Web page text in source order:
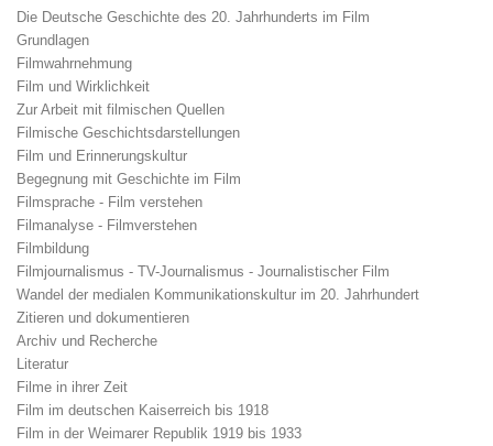
Die Deutsche Geschichte des 20. Jahrhunderts im Film
Grundlagen
Filmwahrnehmung
Film und Wirklichkeit
Zur Arbeit mit filmischen Quellen
Filmische Geschichtsdarstellungen
Film und Erinnerungskultur
Begegnung mit Geschichte im Film
Filmsprache - Film verstehen
Filmanalyse - Filmverstehen
Filmbildung
Filmjournalismus - TV-Journalismus - Journalistischer Film
Wandel der medialen Kommunikationskultur im 20. Jahrhundert
Zitieren und dokumentieren
Archiv und Recherche
Literatur
Filme in ihrer Zeit
Film im deutschen Kaiserreich bis 1918
Film in der Weimarer Republik 1919 bis 1933